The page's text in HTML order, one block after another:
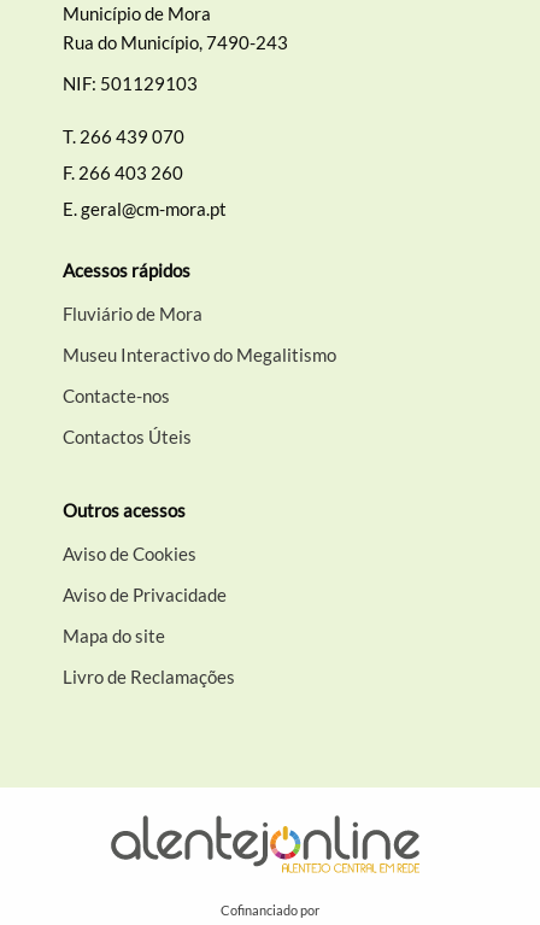
Município de Mora
Rua do Município, 7490-243
NIF: 501129103
T. 266 439 070
F. 266 403 260
E.geral@cm-mora.pt
Acessos rápidos
Fluviário de Mora
Museu Interactivo do Megalitismo
Contacte-nos
Contactos Úteis
Outros acessos
Aviso de Cookies
Aviso de Privacidade
Mapa do site
Livro de Reclamações
Cofinanciado por